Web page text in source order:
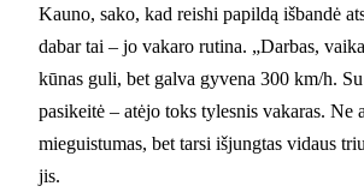
Kauno, sako, kad reishi papildą išbandė
dabar tai – jo vakaro rutina. „Darbas,
kūnas guli, bet galva gyvena 300 km/h.
pasikeitė – atėjo toks tylesnis vakaras. Ne
mieguistumas, bet tarsi išjungtas vidaus
jis.